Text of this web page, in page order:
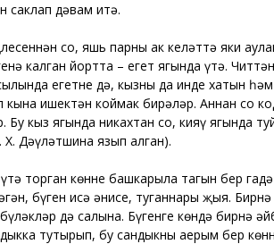
саклап дәвам итә.
соң, яшь парны ак келәттә яки
калган йортта – егет ягында үтә.
егетнең дә, кызның да инде хатын
ишектән коймак бирәләр. Аннан соң
Бу кыз ягында никахтан соң, кияү ягында
Х. Дәүләтшина язып алган).
торган көнне башкарыла тагын бер
бүген исә әнисе, туганнары җыя.
дә салына. Бүгенге көндә бирнә
тутырып, бу сандыкны аерым бер